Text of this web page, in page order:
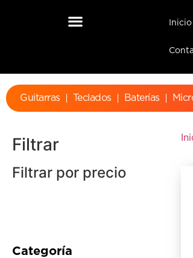
Inicio
Guitarras Teclados Baterías
Filtrar
Filtrar por precio
Categoría